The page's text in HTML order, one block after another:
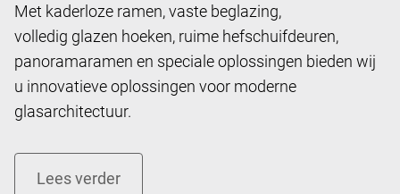
Met kaderloze ramen, vaste beglazing,
volledig glazen hoeken, ruime hefschuifdeuren,
panoramaramen en speciale oplossingen bieden wij
u innovatieve oplossingen voor moderne
glasarchitectuur.